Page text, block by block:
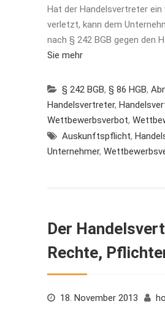
Hat der Handelsvertreter
verletzt, kann dem
nach § 242 BGB gegen den
Sie mehr
§ 242 BGB, § 86 HGB,
Handelsvertreter,
Wettbewerbsverbot,
Auskunftspflicht,
Unternehmer,
Der
Rechte,
18. November 2013